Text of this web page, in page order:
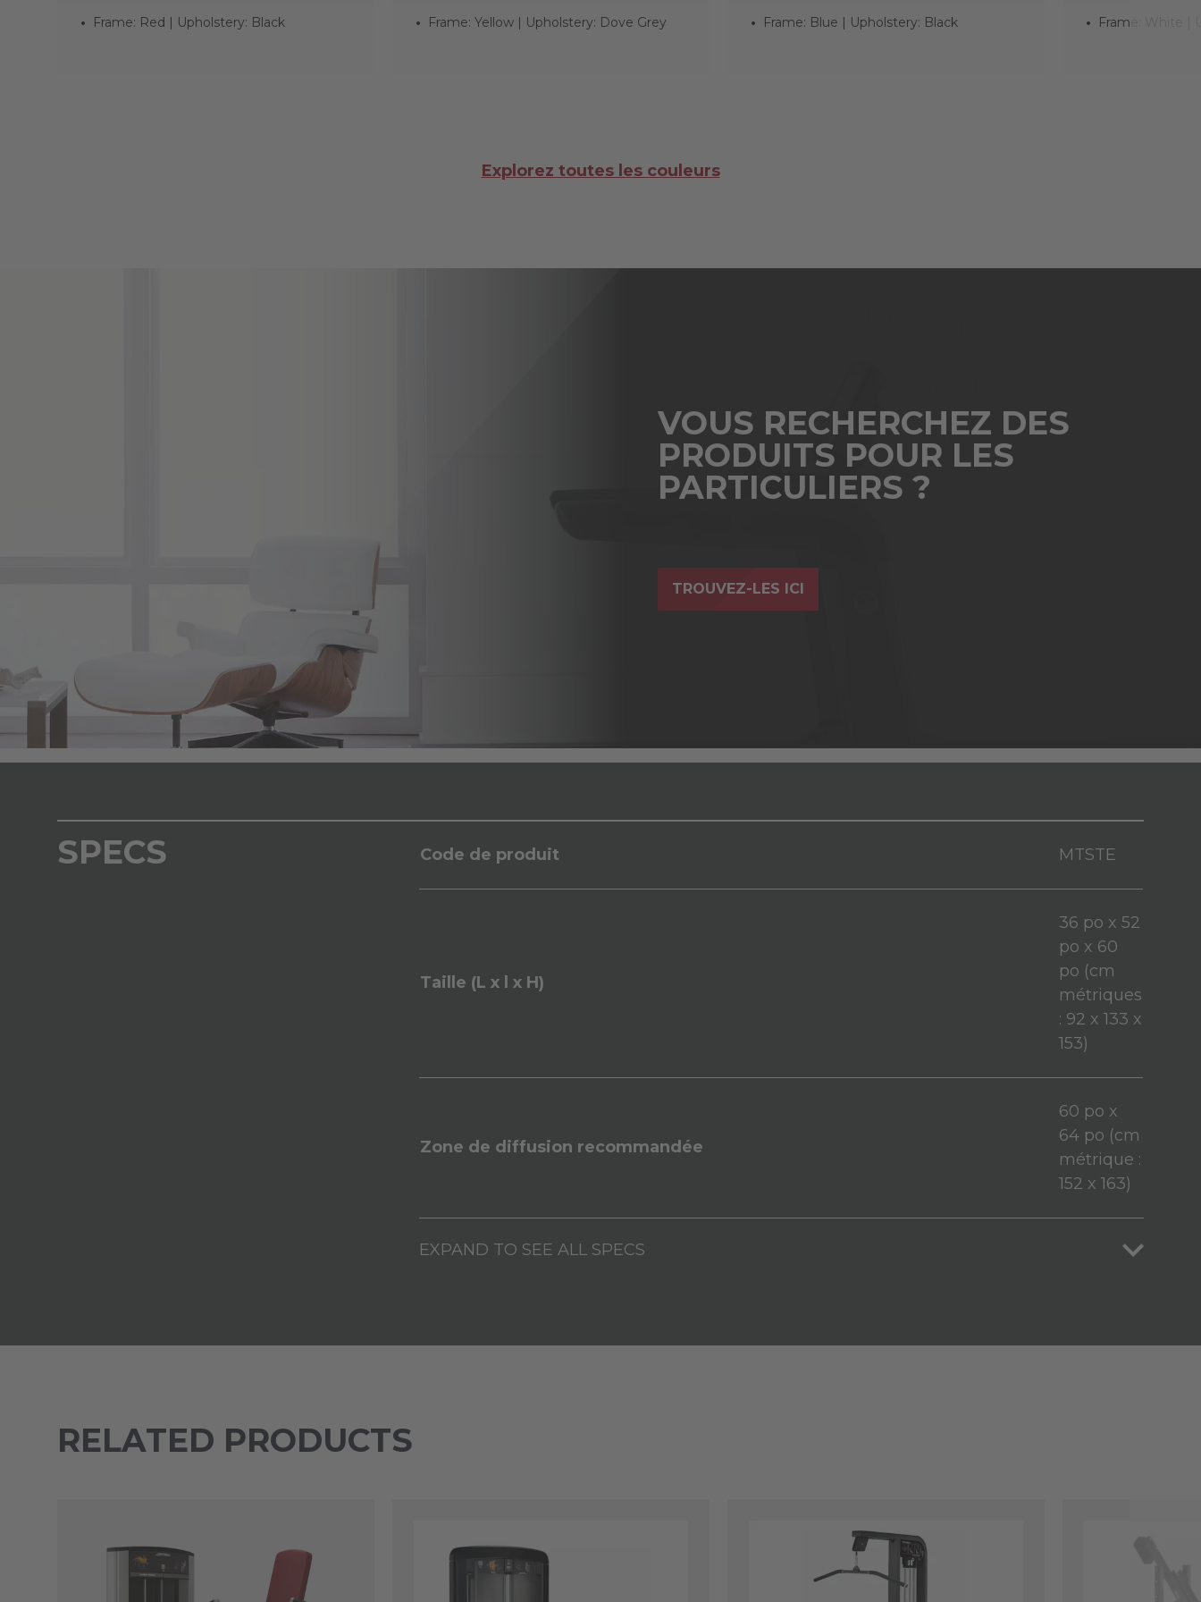
Frame: Red | Upholstery: Black Frame: Yellow | Upholstery: Dove Grey Frame: Blue | Upholstery: Black Frame: White |
Explorez toutes les couleurs
VOUS RECHERCHEZ DES
PRODUITS POUR LES
PARTICULIERS ?
TROUVEZ-LES ICI
SPECS Code de produit MTSTE
Taille (L x l x H)
36 po x 52
po x 60
po (cm
métriques
: 92 x 133 x
153)
Zone de diffusion recommandée
60 po x
64 po (cm
métrique :
152 x 163)
EXPAND TO SEE ALL SPECS
RELATED PRODUCTS